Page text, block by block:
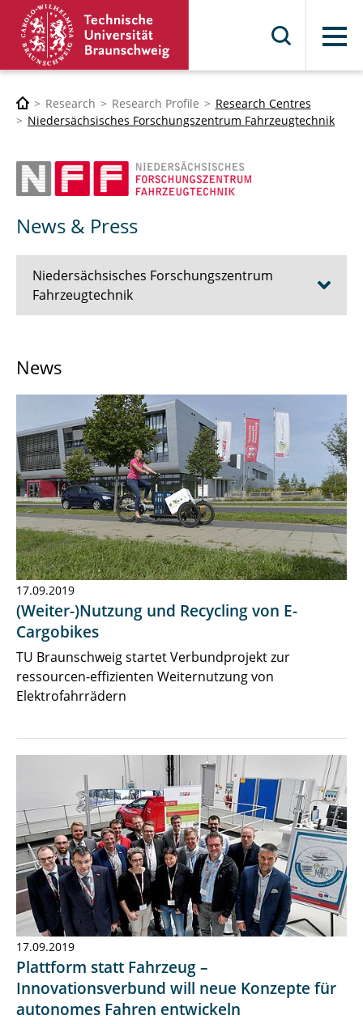
Menu
Research Research Profile
Research Centres
Niedersächsisches Forschungszentrum Fahrzeugtechnik
News & Press
Niedersächsisches Forschungszentrum
Fahrzeugtechnik
Research
Contact
News
17.09.2019
(Weiter-)Nutzung und Recycling von E-
Cargobikes
TU Braunschweig startet Verbundprojekt zur
ressourcen-effizienten Weiternutzung von
Elektrofahrrädern
17.09.2019
Plattform statt Fahrzeug –
Innovationsverbund will neue Konzepte für
autonomes Fahren entwickeln